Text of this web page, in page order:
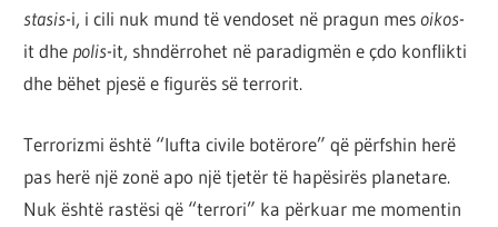
stasis-i, i cili nuk mund të vendoset në pragun mesoikos-
it dhe polis-it, shndërrohet në paradigmën e çdo konflikti
dhe bëhet pjesë e figurës së terrorit.
Terrorizmi është “lufta civile botërore” që përfshin herë
pas herë një zonë apo një tjetër të hapësirës planetare.
Nuk është rastësi që “terrori” ka përkuar me momentin